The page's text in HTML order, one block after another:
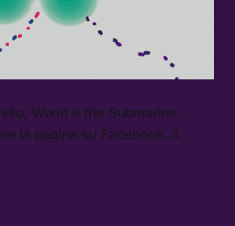
World e the Submarine,
la pagina su Facebook. A